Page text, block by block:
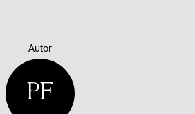
Autor
PF